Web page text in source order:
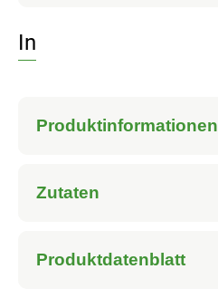
Info
Produktinformationen
Zutaten
Produktdatenblatt